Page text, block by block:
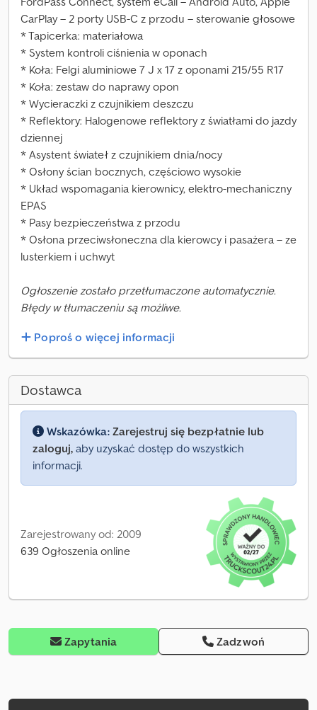
CarPlay – 2 porty USB-C z przodu – sterowanie głosowe
* Tapicerka: materiałowa
* System kontroli ciśnienia w oponach
* Koła: Felgi aluminiowe 7 J x 17 z oponami 215/55 R17
* Koła: zestaw do naprawy opon
* Wycieraczki z czujnikiem deszczu
* Reflektory: Halogenowe reflektory z światłami do jazdy
dziennej
* Asystent świateł z czujnikiem dnia/nocy
* Osłony ścian bocznych, częściowo wysokie
* Układ wspomagania kierownicy, elektro-mechaniczny
EPAS
* Pasy bezpieczeństwa z przodu
* Osłona przeciwsłoneczna dla kierowcy i pasażera – ze
lusterkiem i uchwyt
Ogłoszenie zostało przetłumaczone automatycznie.
Błędy w tłumaczeniu są możliwe.
Poproś o więcej informacji
Dostawca
Wskazówka: Zarejestruj się bezpłatnie lub
zaloguj, aby uzyskać dostęp do wszystkich
informacji.
Zarejestrowany od: 2009
639 Ogłoszenia online
Zapytania Zadzwoń